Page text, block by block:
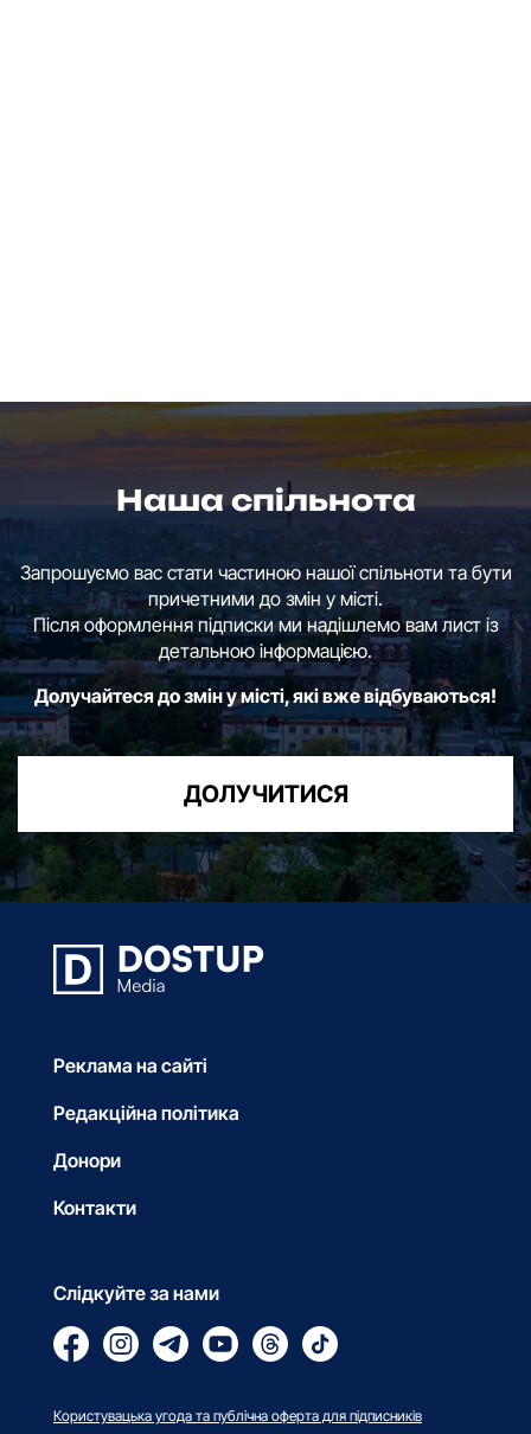
Наша спільнота
Запрошуємо вас стати частиною нашої спільноти та бути
причетними до змін у місті.
Після оформлення підписки ми надішлемо вам лист із
детальною інформацією.
Долучайтеся до змін у місті, які вже відбуваються!
ДОЛУЧИТИСЯ
Реклама на сайті
Редакційна політика
Донори
Контакти
Слідкуйте за нами
Користувацька угода та публічна оферта для підписників